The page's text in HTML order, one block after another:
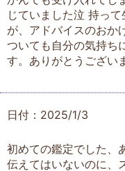
じていました泣 持っ
が、アドバイスのおか
ついても自分の気持ち
す。ありがとうござい
日付：2025/1/3
初めての鑑定でした、
伝えてはいないのに、